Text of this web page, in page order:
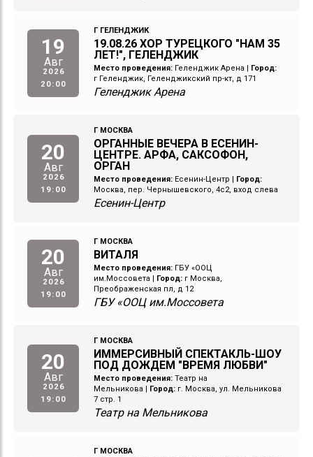
19
Авг
2026
20:00
Г ГЕЛЕНДЖИК
19.08.26 ХОР ТУРЕЦКОГО "НАМ 35
ЛЕТ!", ГЕЛЕНДЖИК
Место проведения: Геленджик Арена
Город:
г Геленджик, Геленджикский пр-кт, д 171
Геленджик Арена
20
Авг
2026
19:00
Г МОСКВА
ОРГАННЫЕ ВЕЧЕРА В ЕСЕНИН-
ЦЕНТРЕ. АРФА, САКСОФОН,
ОРГАН
Место проведения: Есенин-Центр
Город:
Москва, пер. Чернышевского, 4с2, вход слева
Есенин-Центр
20
Авг
2026
19:00
Г МОСКВА
ВИТАЛЯ
Место проведения: ГБУ «ООЦ
им.Моссовета
Город: г Москва,
Преображенская пл, д 12
ГБУ «ООЦ им.Моссовета
20
Авг
2026
19:00
Г МОСКВА
ИММЕРСИВНЫЙ СПЕКТАКЛЬ-ШОУ
ПОД ДОЖДЕМ "ВРЕМЯ ЛЮБВИ"
Место проведения: Театр на
Мельникова
Город: г. Москва, ул. Мельникова
7 стр. 1
Театр на Мельникова
Г МОСКВА